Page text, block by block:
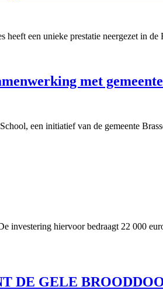
een unieke prestatie neergezet in
met
een initiatief van de gemeente
hiervoor bedraagt 22 000
DE GELE